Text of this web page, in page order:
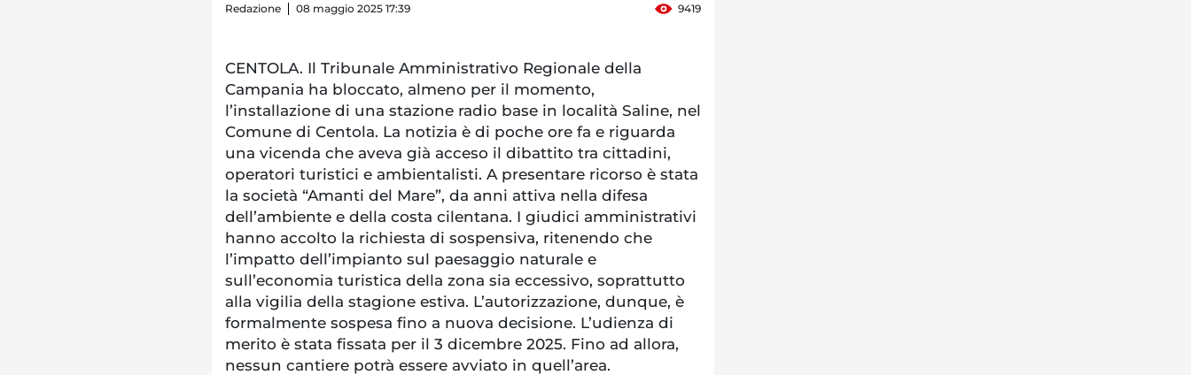
Redazione 08 maggio 2025 17:39 9419
CENTOLA. Il Tribunale Amministrativo Regionale della
Campania ha bloccato, almeno per il momento,
l’installazione di una stazione radio base in località Saline, nel
Comune di Centola. La notizia è di poche ore fa e riguarda
una vicenda che aveva già acceso il dibattito tra cittadini,
operatori turistici e ambientalisti. A presentare ricorso è stata
la società “Amanti del Mare”, da anni attiva nella difesa
dell’ambiente e della costa cilentana. I giudici amministrativi
hanno accolto la richiesta di sospensiva, ritenendo che
l’impatto dell’impianto sul paesaggio naturale e
sull’economia turistica della zona sia eccessivo, soprattutto
alla vigilia della stagione estiva. L’autorizzazione, dunque, è
formalmente sospesa fino a nuova decisione. L’udienza di
merito è stata fissata per il 3 dicembre 2025. Fino ad allora,
nessun cantiere potrà essere avviato in quell’area.